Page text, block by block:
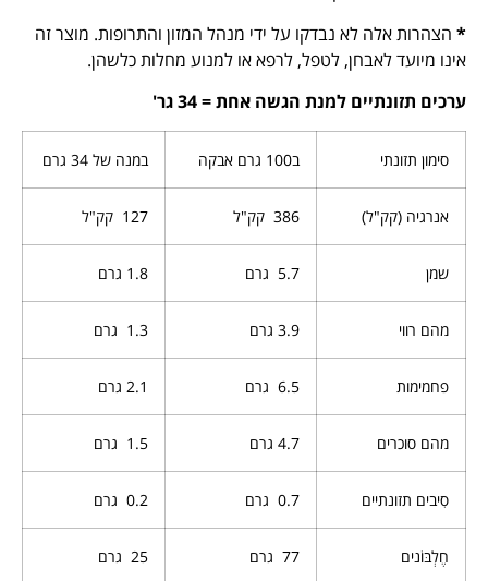
* הצהרות אלה לא נבדקו על ידי מנהל המזון והתרופות. מוצר זה
אינו מיועד לאבחן, לטפל, לרפא או למנוע מחלות כלשהן.
ערכים תזונתיים למנת הגשה אחת = 34 גר
'
סימון תזונתי ב100 גרם אבקה במנה של 34 גרם
אנרגיה (קק"ל) 386 קק"ל 127 קק"ל
שמן 5.7 גרם 1.8 גרם
מהם רווי 3.9 גרם 1.3 גרם
פחמימות 6.5 גרם 2.1 גרם
מהם סוכרים 4.7 גרם 1.5 גרם
סִיבים תזונתיים 0.7 גרם 0.2 גרם
חֶלְבּוֹנים 77 גרם 25 גרם